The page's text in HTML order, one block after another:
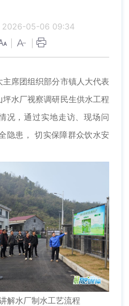
2026-05-06 09:34
席团组织部分市镇人大代表
水厂视察调研民生供水工程
况，通过实地走访、现场问
隐患， 切实保障群众饮水安
解水厂制水工艺流程